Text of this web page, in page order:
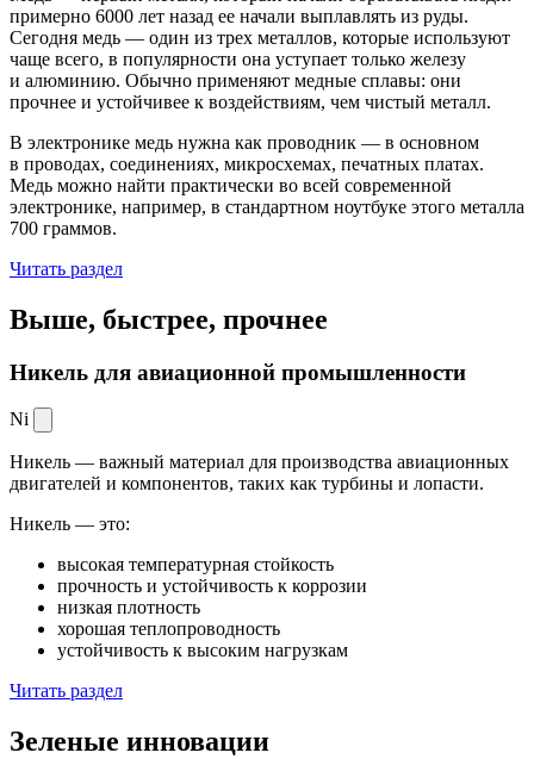
примерно 6000 лет назад ее начали выплавлять из руды.
Сегодня медь — один из трех металлов, которые используют
чаще всего, в популярности она уступает только железу
и алюминию. Обычно применяют медные сплавы: они
прочнее и устойчивее к воздействиям, чем чистый металл.
В электронике медь нужна как проводник — в основном
в проводах, соединениях, микросхемах, печатных платах.
Медь можно найти практически во всей современной
электронике, например, в стандартном ноутбуке этого металла
700 граммов.
Читать раздел
Выше, быстрее, прочнее
Никель для авиационной промышленности
Ni
Никель — важный материал для производства авиационных
двигателей и компонентов, таких как турбины и лопасти.
Никель — это:
высокая температурная стойкость
прочность и устойчивость к коррозии
низкая плотность
хорошая теплопроводность
устойчивость к высоким нагрузкам
Читать раздел
Зеленые инновации